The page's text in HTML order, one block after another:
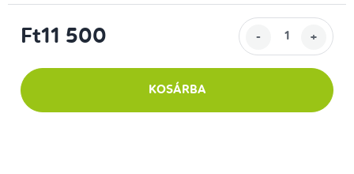
Ft11 500
KOSÁRBA